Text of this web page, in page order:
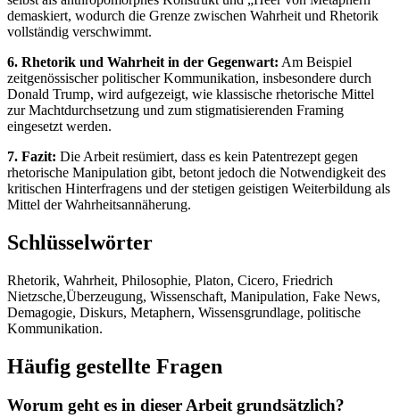
demaskiert, wodurch die Grenze zwischen Wahrheit und Rhetorik
vollständig verschwimmt.
6. Rhetorik und Wahrheit in der Gegenwart: Am Beispiel
zeitgenössischer politischer Kommunikation, insbesondere durch
Donald Trump, wird aufgezeigt, wie klassische rhetorische Mittel
zur Machtdurchsetzung und zum stigmatisierenden Framing
eingesetzt werden.
7. Fazit: Die Arbeit resümiert, dass es kein Patentrezept gegen
rhetorische Manipulation gibt, betont jedoch die Notwendigkeit des
kritischen Hinterfragens und der stetigen geistigen Weiterbildung als
Mittel der Wahrheitsannäherung.
Schlüsselwörter
Rhetorik, Wahrheit, Philosophie, Platon, Cicero, Friedrich
Nietzsche,Überzeugung, Wissenschaft, Manipulation, Fake News,
Demagogie, Diskurs, Metaphern, Wissensgrundlage, politische
Kommunikation.
Häufig gestellte Fragen
Worum geht es in dieser Arbeit grundsätzlich?